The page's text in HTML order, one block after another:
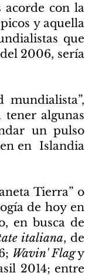
acorde con la
y aquella
que
2006, sería
tener algunas
un pulso
en Islandia
Tierra” o
de hoy en
en busca de
italiana, de
Wavin' Flagy
2014; entre